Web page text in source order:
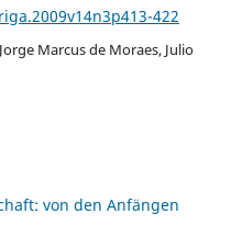
422
Marcus de Moraes, Julio